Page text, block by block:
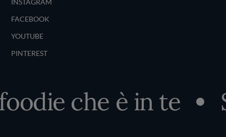
INSTAGRAM
FACEBOOK
YOUTUBE
PINTEREST
che è in te